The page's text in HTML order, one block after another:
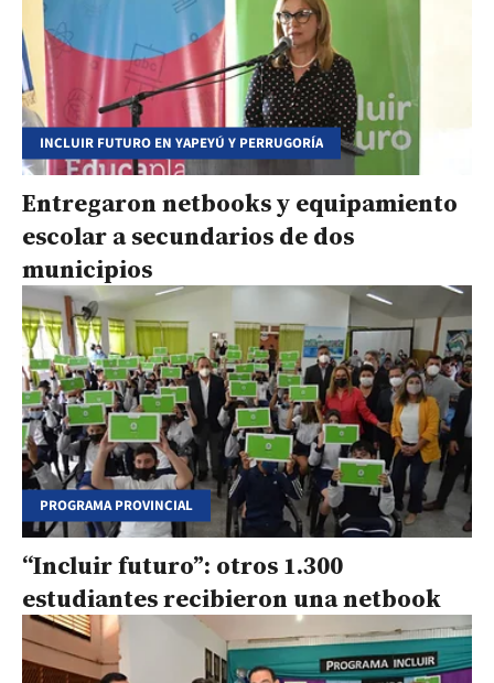
INCLUIR FUTURO EN YAPEYÚ Y PERRUGORÍA
Entregaron netbooks y equipamiento
escolar a secundarios de dos
municipios
PROGRAMA PROVINCIAL
“Incluir futuro”: otros 1.300
estudiantes recibieron una netbook